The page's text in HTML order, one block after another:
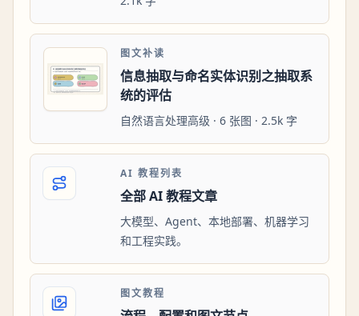
图文补读
信息抽取与命名实体识别之抽取系
统的评估
自然语言处理高级 · 6 张图 · 2.5k 字
AI 教程列表
全部 AI 教程文章
大模型、Agent、本地部署、机器学习
和工程实践。
图文教程